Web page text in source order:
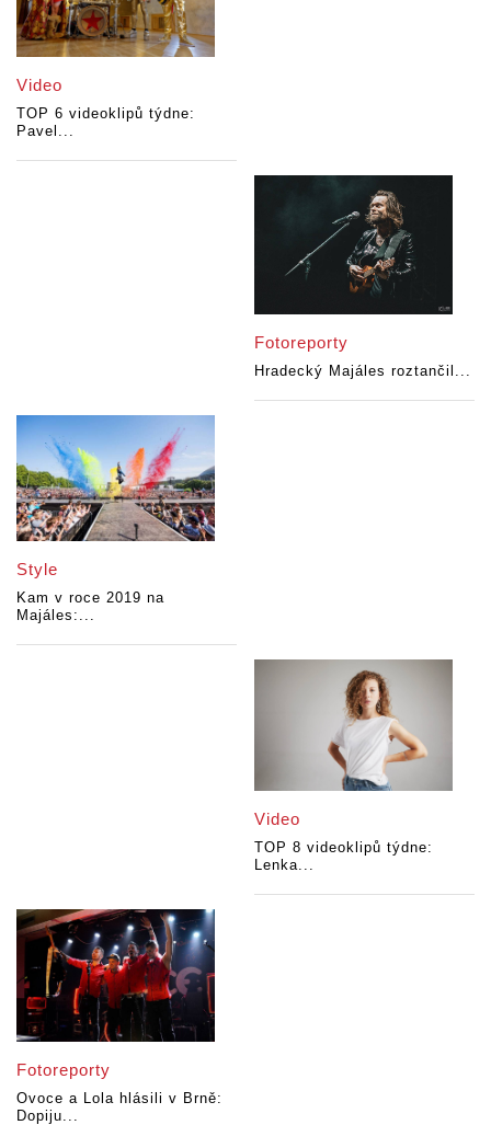
Video
TOP 6 videoklipů týdne:
Pavel...
Fotoreporty
Hradecký Majáles roztančil...
Style
Kam v roce 2019 na
Majáles:...
Video
TOP 8 videoklipů týdne:
Lenka...
Fotoreporty
Ovoce a Lola hlásili v Brně:
Dopiju...